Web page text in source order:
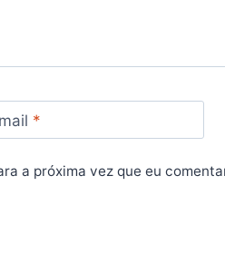
*
a próxima vez que eu